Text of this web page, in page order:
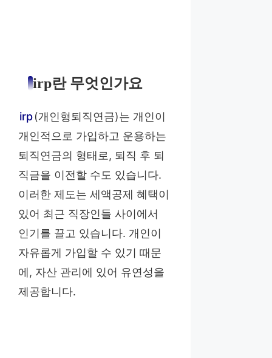
irp란 무엇인가요
irp(개인형퇴직연금)는 개인이
개인적으로 가입하고 운용하는
퇴직연금의 형태로, 퇴직 후 퇴
직금을 이전할 수도 있습니다.
이러한 제도는 세액공제 혜택이
있어 최근 직장인들 사이에서
인기를 끌고 있습니다. 개인이
자유롭게 가입할 수 있기 때문
에, 자산 관리에 있어 유연성을
제공합니다.